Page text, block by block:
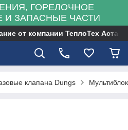
ГОРЕЛОЧНОЕ
И ЗАПАСНЫЕ ЧАСТИ
от компании ТеплоТех Астана
клапана Dungs